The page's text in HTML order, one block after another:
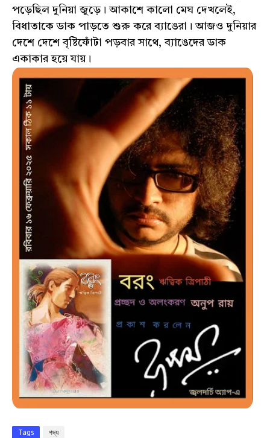
পড়েছিল দুনিয়া জুড়ে। আকাশে কালো মেঘ দেখলেই,
বিধাতাকে ডাক পাড়তে শুরু করে ব্যাঙেরা। আজও দুনিয়ার
দেশে দেশে বৃষ্টিফোঁটা পড়বার সাথে, ব্যাঙেদের ডাক
একাকার হয়ে যায়।
Tags গদ্য